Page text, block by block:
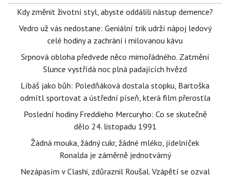
Kdy změnit životní styl, abyste oddálili nástup demence?
Vedro už vás nedostane: Geniální trik udrží nápoj ledový
celé hodiny a zachrání i milovanou kávu
Srpnová obloha předvede něco mimořádného. Zatmění
Slunce vystřídá noc plná padajících hvězd
Líbáš jako bůh: Poledňáková dostala stopku, Bartoška
odmítl sportovat a ústřední píseň, která film přerostla
Poslední hodiny Freddieho Mercuryho: Co se skutečně
dělo 24. listopadu 1991
Žádná mouka, žádný cukr, žádné mléko, jídelníček
Ronalda je záměrně jednotvárný
Nezápasím v Clashi, zdůraznil Roušal. Vzápětí se ozval